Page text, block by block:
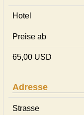
Hotel
Preise ab
65,00 USD
Adresse
Strasse